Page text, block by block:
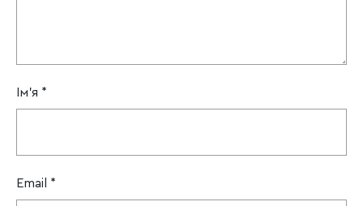
Ім'я *
Email *